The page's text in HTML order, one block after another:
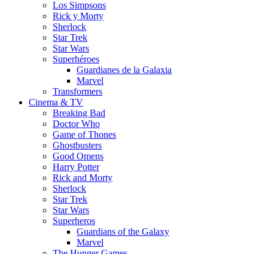
Los Simpsons
Rick y Morty
Sherlock
Star Trek
Star Wars
Superhéroes
Guardianes de la Galaxia
Marvel
Transformers
Cinema & TV
Breaking Bad
Doctor Who
Game of Thones
Ghostbusters
Good Omens
Harry Potter
Rick and Morty
Sherlock
Star Trek
Star Wars
Superheros
Guardians of the Galaxy
Marvel